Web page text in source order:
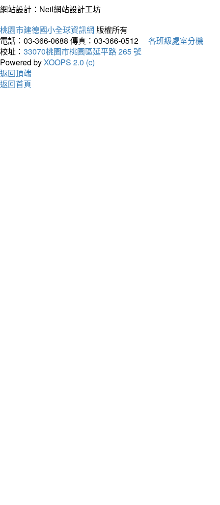
網站設計：Neil網站設計工坊
桃園市建德國小全球資訊網 版權所有
電話：03-366-0688 傳真：03-366-0512
各班級處室分機
校址： 33070桃園市桃園區延平路 265 號
Powered byXOOPS 2.0 (c)
返回頂端
返回首頁